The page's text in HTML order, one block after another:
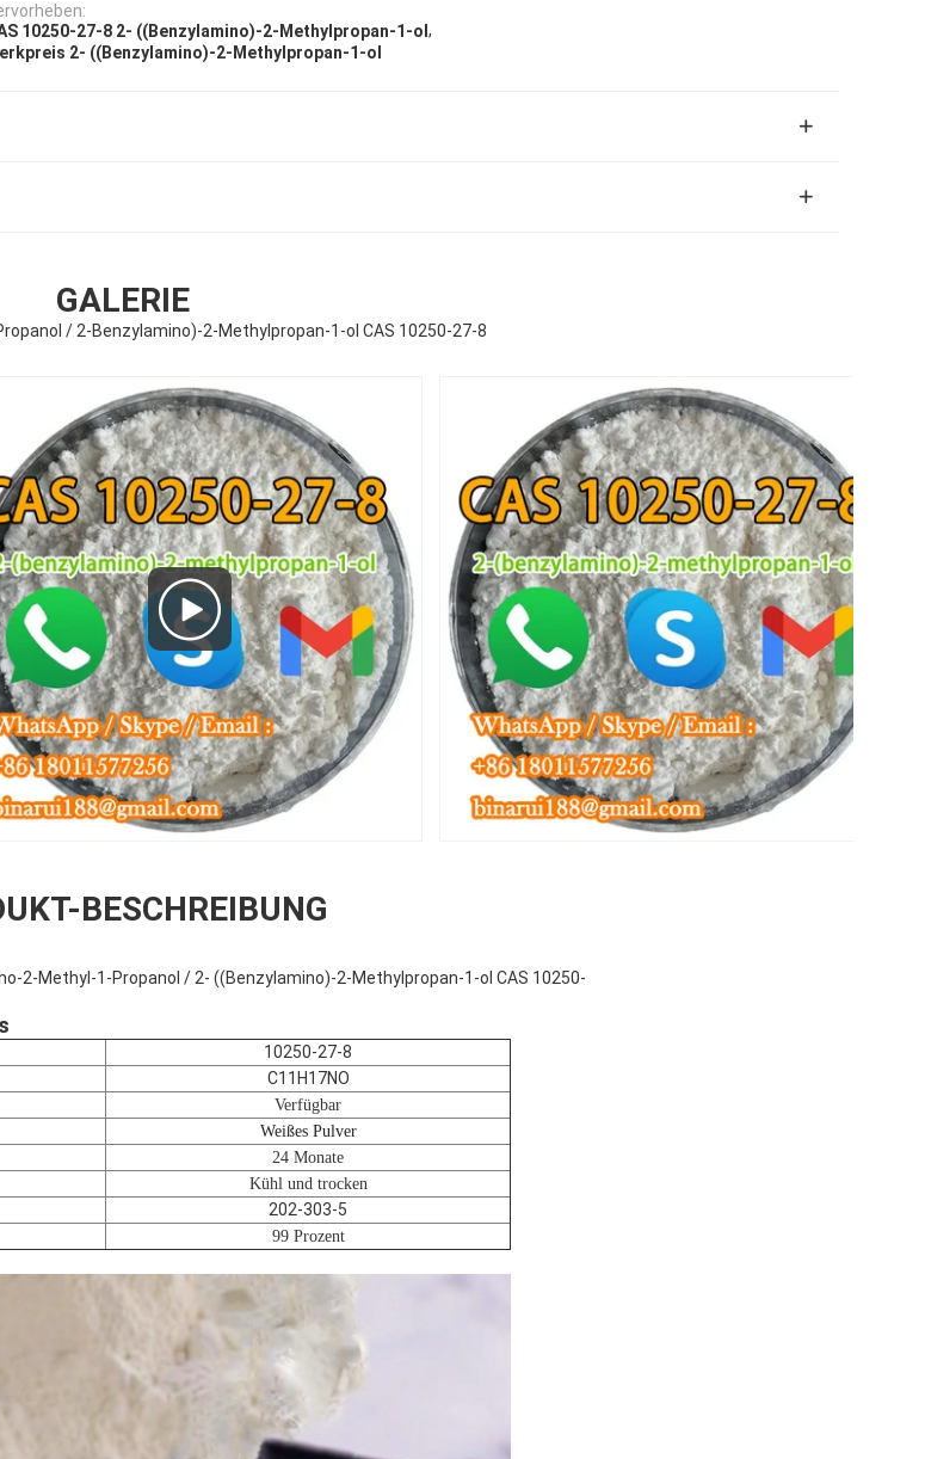
10250-27-8 2- ((Benzylamino)-2-Methylpropan-1-ol ,
2- ((Benzylamino)-2-Methylpropan-1-ol
GALERIE
/ 2-Benzylamino)-2-Methylpropan-1-ol CAS 10250-27-8
BESCHREIBUNG
2-Methyl-1-Propanol / 2- ((Benzylamino)-2-Methylpropan-1-ol CAS 10250-
10250-27-8
C11H17NO
Verfügbar
Weißes Pulver
24 Monate
Kühl und trocken
202-303-5
99 Prozent